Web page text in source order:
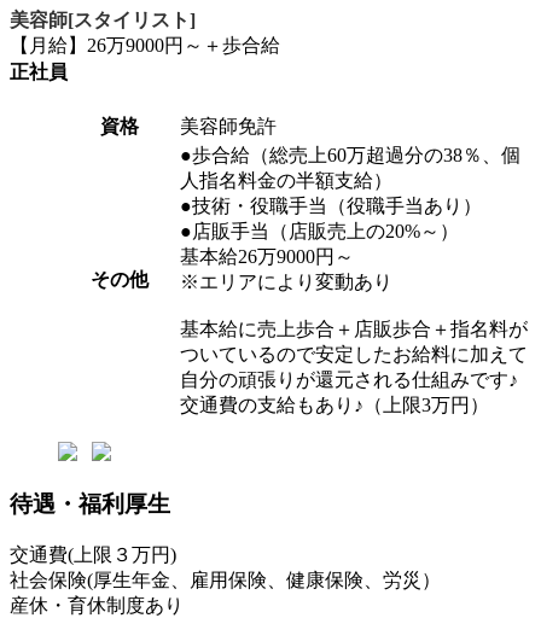
美容師[スタイリスト]
【月給】26万9000円～＋歩合給
正社員
資格 美容師免許
その他
●歩合給（総売上60万超過分の38％、個
人指名料金の半額支給）
●技術・役職手当（役職手当あり）
●店販手当（店販売上の20%～）
基本給26万9000円～
※エリアにより変動あり
基本給に売上歩合＋店販歩合＋指名料が
ついているので安定したお給料に加えて
自分の頑張りが還元される仕組みです♪
交通費の支給もあり♪（上限3万円）
待遇・福利厚生
交通費(上限３万円)
社会保険(厚生年金、雇用保険、健康保険、労災）
産休・育休制度あり